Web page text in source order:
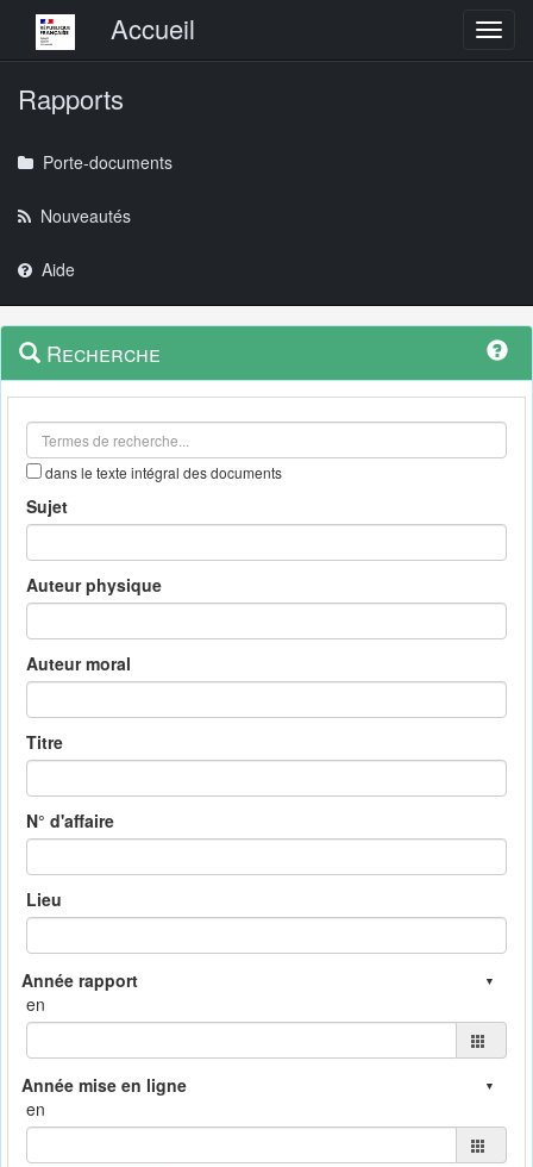
Menu principalAccueil
Rapports
Porte-documents
Nouveautés
Aide
Navigation
outils
Menu
contextuel
Recherche
dans le texte intégral des documents
Sujet
Auteur physique
Auteur moral
Titre
N° d'affaire
Lieu
en
en